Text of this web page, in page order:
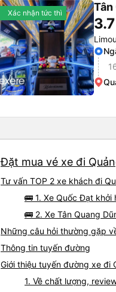
Xác nhận tức thì Tân
3.7
Đặt mua vé xe đi
Tư vấn TOP 2 xe khách đi
🚌 1. Xe Quốc Đạt khởi
🚌 2. Xe Tân Quang
Những câu hỏi thường gặp
Thông tin tuyến đường
Giới thiệu tuyến đường xe đi
1. Về chất lượng,